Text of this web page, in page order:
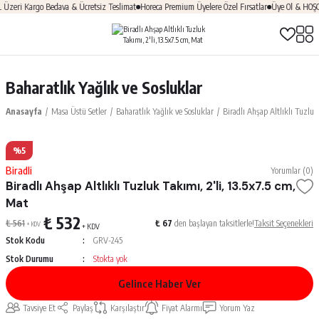
Kargo Bedava & Ücretsiz Teslimat Horeca Premium Üyelere Özel Fırsatlar Üye Ol &
Baharatlık Yağlık ve Sosluklar
Anasayfa Masa Üstü Setler Baharatlık Yağlık ve Sosluklar Biradlı Ahşap Altlıklı
%5
Biradli Yorumlar (0)
Biradlı Ahşap Altlıklı Tuzluk Takımı, 2'li, 13.5x7.5 cm,
Mat
₺ 561 + KDV ₺ 532 + KDV ₺ 67 den başlayan taksitlerle!Taksit Seçenekleri
Stok Kodu
GRV-245
Stok Durumu
Stokta yok
Gelince Haber Ver
Tavsiye Et Paylaş Karşılaştır Fiyat Alarmı Yorum Yaz